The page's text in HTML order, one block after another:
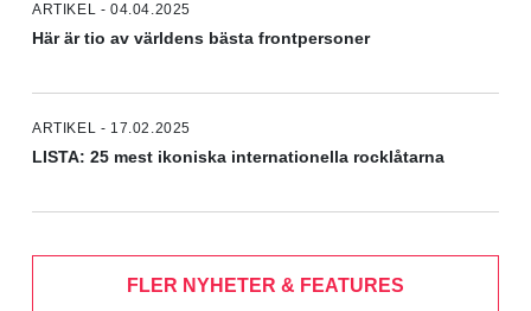
ARTIKEL - 04.04.2025
Här är tio av världens bästa frontpersoner
ARTIKEL - 17.02.2025
LISTA: 25 mest ikoniska internationella rocklåtarna
FLER NYHETER & FEATURES